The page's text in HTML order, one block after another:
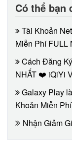
Có thể bạn
Tài Khoản
Miễn Phí FULL
Cách Đăng
NHẤT ❤️ iQiYi
Galaxy Play
Khoản Miễn Phí
Nhận Giảm